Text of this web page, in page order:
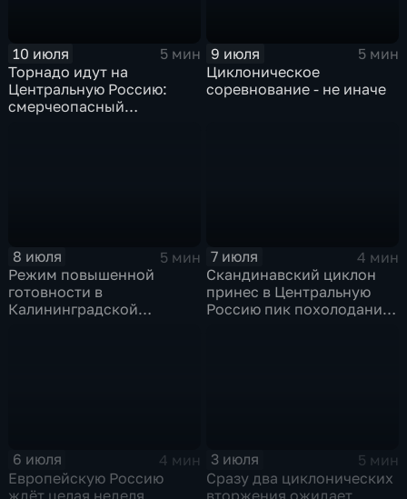
10 июля
5 мин
Торнадо идут на
Центральную Россию:
смерчеопасный
9 июля
5 мин
Циклоническое
соревнование - не иначе
8 июля
5 мин
Режим повышенной
готовности в
Калининградской
7 июля
4 мин
Скандинавский циклон
принес в Центральную
Россию пик похолодания
6 июля
4 мин
Европейскую Россию
ждёт целая неделя
3 июля
5 мин
Сразу два циклонических
вторжения ожидает